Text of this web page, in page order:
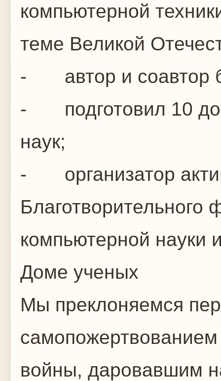
компьютерной
теме Великой
- автор и соавтор
- подготовил 10
наук;
- организатор
Благотворительного
компьютерной науки
Доме ученых
Мы преклоняемся
войны, даровавшим